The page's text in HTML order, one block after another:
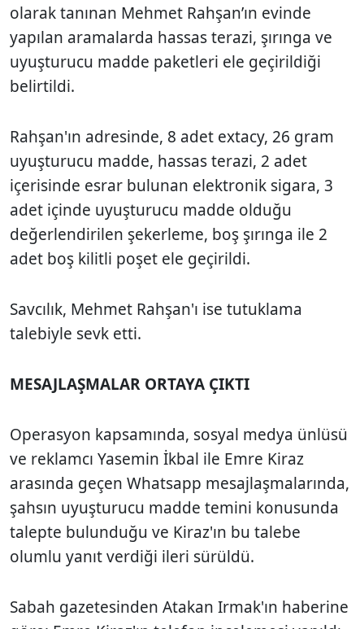
olarak tanınan Mehmet Rahşan’ın evinde
yapılan aramalarda hassas terazi, şırınga ve
uyuşturucu madde paketleri ele geçirildiği
belirtildi.
Rahşan'ın adresinde, 8 adet extacy, 26 gram
uyuşturucu madde, hassas terazi, 2 adet
içerisinde esrar bulunan elektronik sigara, 3
adet içinde uyuşturucu madde olduğu
değerlendirilen şekerleme, boş şırınga ile 2
adet boş kilitli poşet ele geçirildi.
Savcılık, Mehmet Rahşan'ı ise tutuklama
talebiyle sevk etti.
MESAJLAŞMALAR ORTAYA ÇIKTI
Operasyon kapsamında, sosyal medya ünlüsü
ve reklamcı Yasemin İkbal ile Emre Kiraz
arasında geçen Whatsapp mesajlaşmalarında,
şahsın uyuşturucu madde temini konusunda
talepte bulunduğu ve Kiraz'ın bu talebe
olumlu yanıt verdiği ileri sürüldü.
Sabah gazetesinden Atakan Irmak'ın haberine